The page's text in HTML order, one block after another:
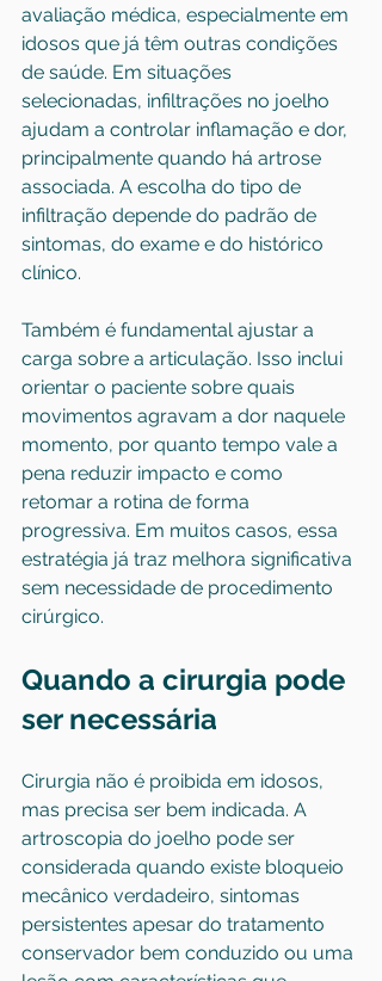
avaliação médica, especialmente em
idosos que já têm outras condições
de saúde. Em situações
selecionadas, infiltrações no joelho
ajudam a controlar inflamação e dor,
principalmente quando há artrose
associada. A escolha do tipo de
infiltração depende do padrão de
sintomas, do exame e do histórico
clínico.
Também é fundamental ajustar a
carga sobre a articulação. Isso inclui
orientar o paciente sobre quais
movimentos agravam a dor naquele
momento, por quanto tempo vale a
pena reduzir impacto e como
retomar a rotina de forma
progressiva. Em muitos casos, essa
estratégia já traz melhora significativa
sem necessidade de procedimento
cirúrgico.
Quando a cirurgia pode
ser necessária
Cirurgia não é proibida em idosos,
mas precisa ser bem indicada. A
artroscopia do joelho pode ser
considerada quando existe bloqueio
mecânico verdadeiro, sintomas
persistentes apesar do tratamento
conservador bem conduzido ou uma